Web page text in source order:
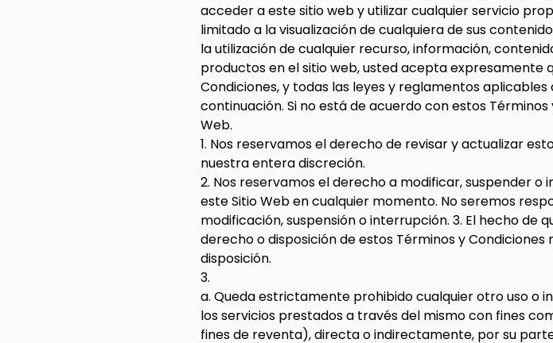
acceder a este sitio web y utilizar cualquier servicio
limitado a la visualización de cualquiera de sus
la utilización de cualquier recurso, información,
productos en el sitio web, usted acepta expresamente
Condiciones, y todas las leyes y reglamentos
continuación. Si no está de acuerdo con estos
Web.
1. Nos reservamos el derecho de revisar y actualizar
nuestra entera discreción.
2. Nos reservamos el derecho a modificar, suspender
este Sitio Web en cualquier momento. No seremos
modificación, suspensión o interrupción. 3. El hecho de
derecho o disposición de estos Términos y
disposición.
3.
a. Queda estrictamente prohibido cualquier otro uso o
los servicios prestados a través del mismo con fines
fines de reventa), directa o indirectamente, por su